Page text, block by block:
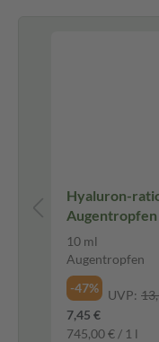
Hyaluron-
Augentropfen
10 ml
Augentropfen
-47%
UVP:
7,45 €
745,00 € / 1 l